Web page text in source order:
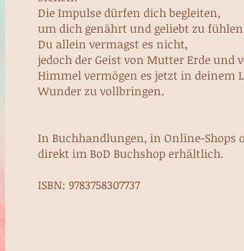
Die Impulse dürfen dich begleiten,
um dich genährt und geliebt zu
Du allein vermagst es nicht,
jedoch der Geist von Mutter Erde und
Himmel vermögen es jetzt in deinem
Wunder zu vollbringen.
In Buchhandlungen, in Online-Shops
direkt im BoD Buchshoperhältlich.
ISBN: 9783758307737